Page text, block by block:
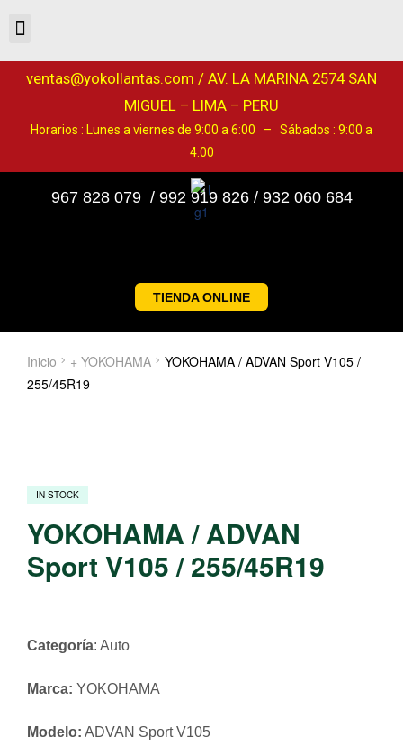
ventas@yokollantas.com / AV. LA MARINA 2574 SAN
MIGUEL – LIMA – PERU
Horarios : Lunes a viernes de 9:00 a 6:00 – Sábados : 9:00 a
4:00
967 828 079 / 992 919 826 / 932 060 684
TIENDA ONLINE
Inicio + YOKOHAMA
YOKOHAMA / ADVAN Sport V105 /
255/45R19
IN STOCK
YOKOHAMA / ADVAN
Sport V105 / 255/45R19
Categoría: Auto
Marca: YOKOHAMA
Modelo: ADVAN Sport V105